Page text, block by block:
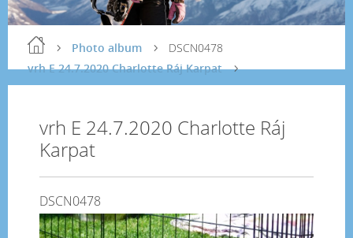
Photo album
vrh E 24.7.2020 Charlotte Ráj Karpat
DSCN0478
vrh E 24.7.2020 Charlotte Ráj
Karpat
DSCN0478